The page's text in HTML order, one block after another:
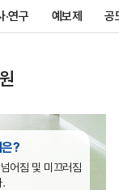
·연구 예보제 공
은?
어짐 및 미끄러짐
.